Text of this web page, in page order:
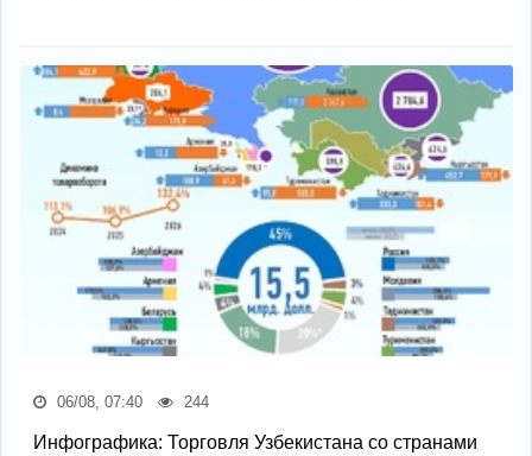
06/08, 07:40 244
Инфографика: Торговля Узбекистана со странами